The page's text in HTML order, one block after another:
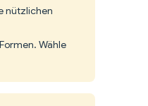
nützlichen
Wähle